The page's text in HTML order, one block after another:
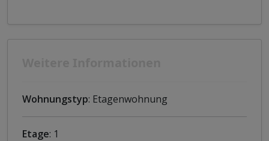
Wohnungstyp: Etagenwohnung
Etage: 1